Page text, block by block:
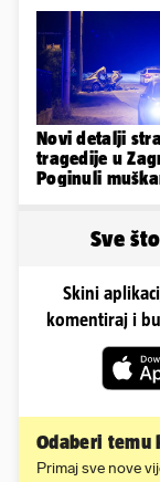
Novi detalji
tragedije u
Poginuli
Sve
Skini
komentiraj i
Odaberi
Primaj sve nove